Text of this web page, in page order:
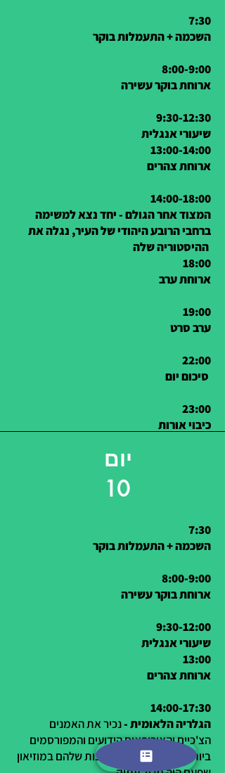
7:30
השכמה + התעמלות בוקר
8:00-9:00
ארוחת בוקר עשירה
9:30-12:30
שיעורי אנגלית
13:00-14:00
ארוחת צהרים
14:00-18:00
המצוד אחר הגולם - יחד נצא למשימה
ברחבי הרובע היהודי של העיר, נגלה את
18:00
ארוחת ערב
19:00
ערב סרט
22:00
23:00
כיבוי אורות
יום
10
7:30
השכמה + התעמלות בוקר
8:00-9:00
ארוחת בוקר עשירה
9:30-12:00
שיעורי אנגלית
13:00
ארוחת צהרים
14:00-17:30
הגלריה הלאומית -נכיר את האמנים
הצ'כיים והאירופאים הידועים והמפורסמים
ביותר ונחזה ביצירות האמנות שלהם במוזיאון